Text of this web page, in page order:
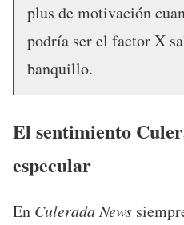
plus de motivación
podría ser el factor X
banquillo.
El sentimiento
especular
En Culerada News